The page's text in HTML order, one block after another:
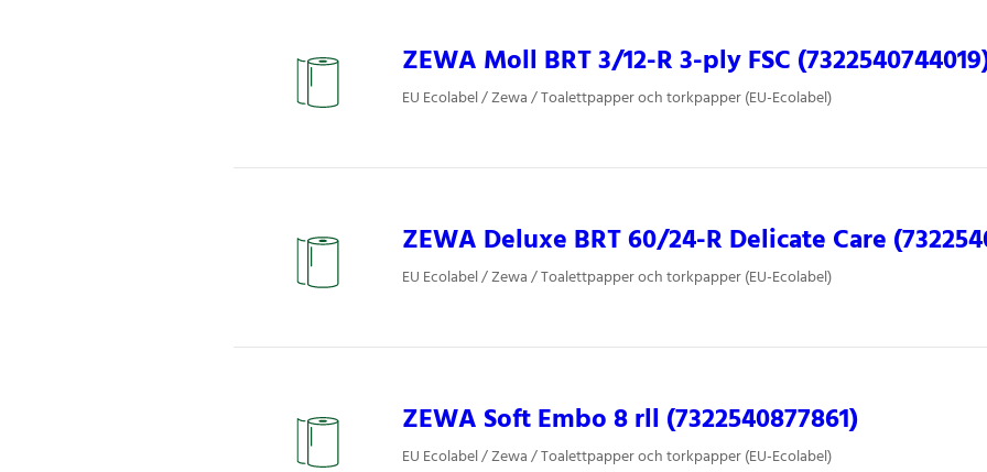
ZEWA Moll BRT 3/12-R 3-ply FSC
EU Ecolabel / Zewa / Toalettpapper och torkpapper (EU-Ecolabel)
ZEWA Deluxe BRT 60/24-R Delicate Care
EU Ecolabel / Zewa / Toalettpapper och torkpapper (EU-Ecolabel)
ZEWA Soft Embo 8 rll (7322540877861)
EU Ecolabel / Zewa / Toalettpapper och torkpapper (EU-Ecolabel)